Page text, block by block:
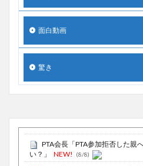
面白動画
驚き
PTA会長「PTA参加拒否した親
い？」
NEW! (8/8)